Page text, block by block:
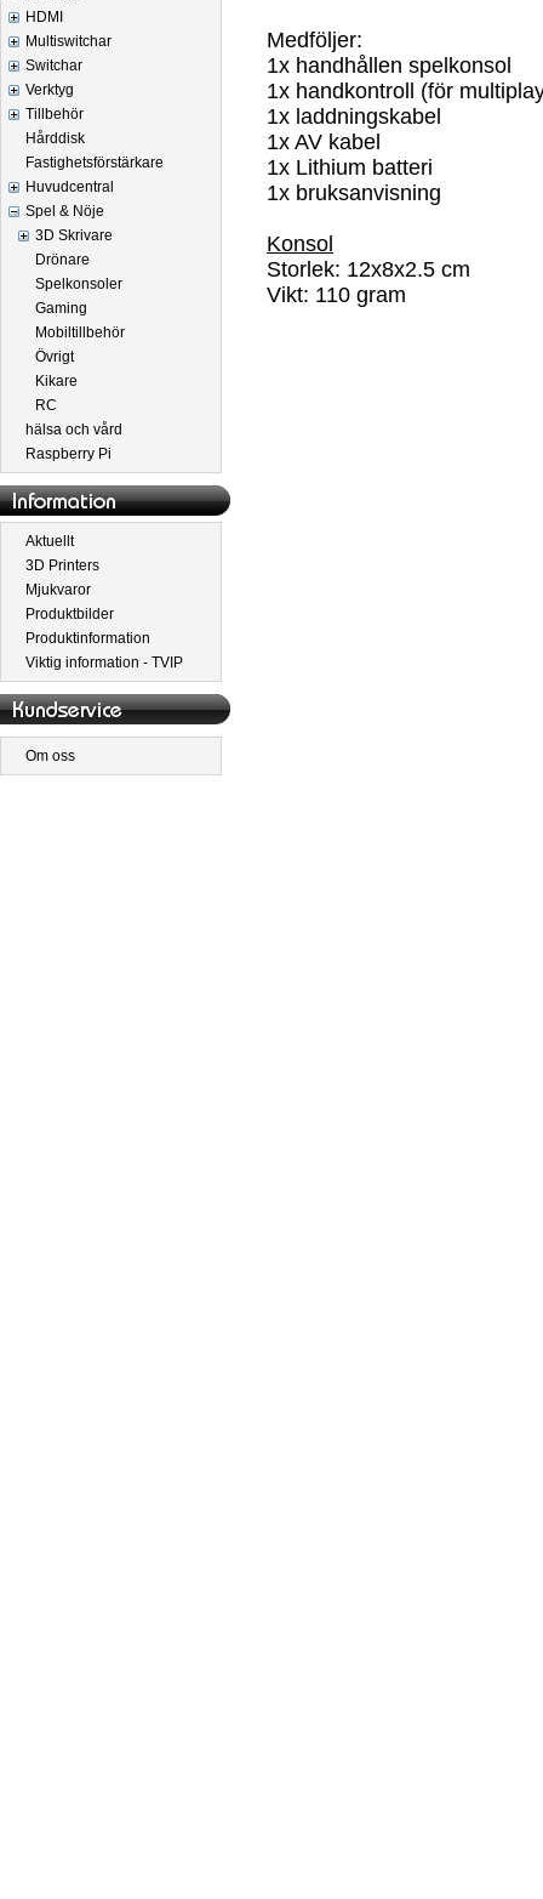
HDMI
Multiswitchar
Switchar
Verktyg
Tillbehör
Hårddisk
Fastighetsförstärkare
Huvudcentral
Spel & Nöje
3D Skrivare
Drönare
Spelkonsoler
Gaming
Mobiltillbehör
Övrigt
Kikare
RC
hälsa och vård
Raspberry Pi
Aktuellt
3D Printers
Mjukvaror
Produktbilder
Produktinformation
Viktig information - TVIP
Om oss
Medföljer:
1x handhållen spelkonsol
1x handkontroll (för
1x laddningskabel
1x AV kabel
1x Lithium batteri
1x bruksanvisning
Konsol
Storlek: 12x8x2.5 cm
Vikt: 110 gram